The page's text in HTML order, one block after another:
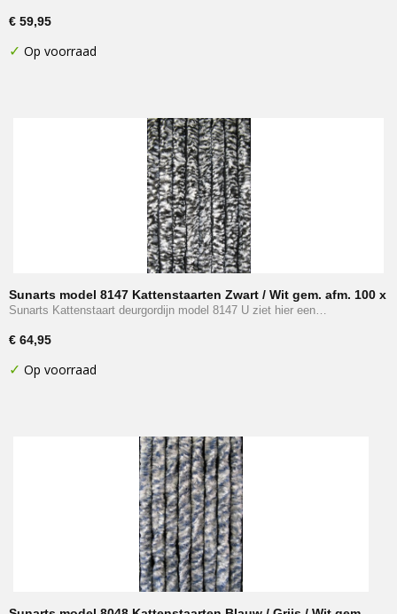
€ 59,95
✓ Op voorraad
Sunarts model 8147 Kattenstaarten Zwart / Wit gem. afm. 100 x
230 cm
Sunarts Kattenstaart deurgordijn model 8147 U ziet hier een…
€ 64,95
✓ Op voorraad